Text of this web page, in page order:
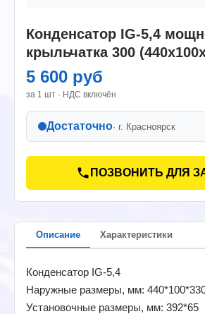
Конденсатор IG-5,4
крыльчатка 300
5 600 руб
за 1 шт · НДС включён
Достаточно· г. Красноярск
ПОЗВОНИТЬ ДЛЯ
Описание Характеристики
Конденсатор IG-5,4
Наружные размеры, мм:
Установочные размеры, мм: 392*65